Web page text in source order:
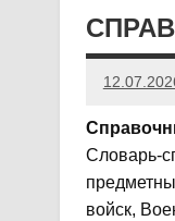
Словарь-
войск,